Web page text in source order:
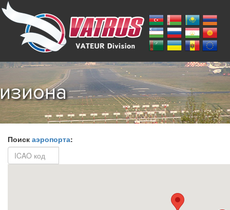
Поиск аэропорта: